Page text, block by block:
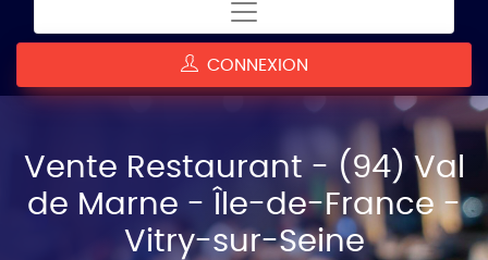
CONNEXION
Vente Restaurant - (94) Val
de Marne - Île-de-France -
Vitry-sur-Seine